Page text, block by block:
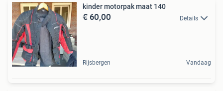
kinder motorpak maat 140
€ 60,00 Details
Rijsbergen Vandaag